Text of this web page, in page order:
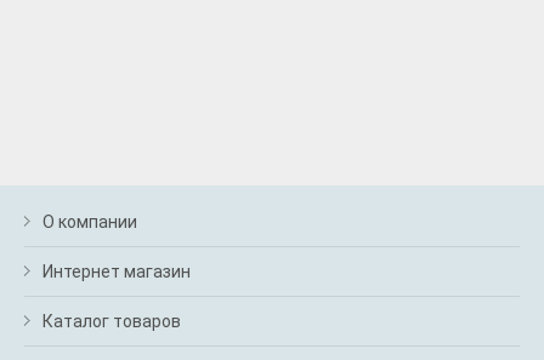
О компании
Интернет магазин
Каталог товаров